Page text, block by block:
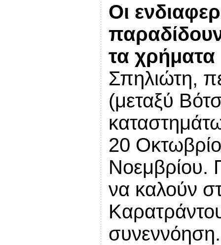
Οι
τα χρήματα
Σπηλιώτη,
(μεταξύ
20
Νοεμβρίου.
να καλούν
συνεννόηση.